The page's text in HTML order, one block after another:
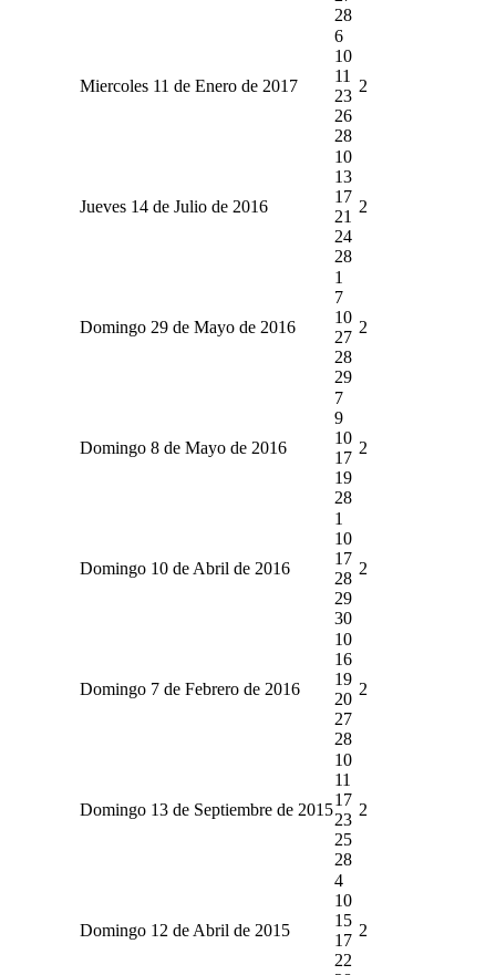
28
Miercoles 11 de Enero de 2017
6
10
11
23
26
28
2
Jueves 14 de Julio de 2016
10
13
17
21
24
28
2
Domingo 29 de Mayo de 2016
1
7
10
27
28
29
2
Domingo 8 de Mayo de 2016
7
9
10
17
19
28
2
Domingo 10 de Abril de 2016
1
10
17
28
29
30
2
Domingo 7 de Febrero de 2016
10
16
19
20
27
28
2
Domingo 13 de Septiembre de 2015
10
11
17
23
25
28
2
Domingo 12 de Abril de 2015
4
10
15
17
22
2